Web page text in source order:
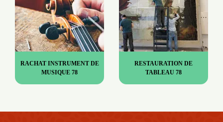
RACHAT INSTRUMENT DE
MUSIQUE 78
RESTAURATION DE
TABLEAU 78